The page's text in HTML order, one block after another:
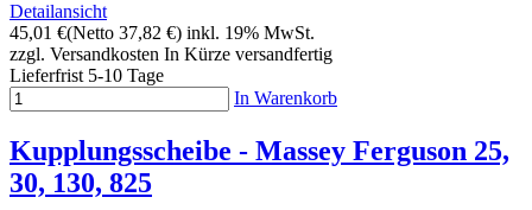
Detailansicht
45,01 €(Netto 37,82 €) inkl. 19% MwSt.
zzgl. Versandkosten In Kürze versandfertig
Lieferfrist 5-10 Tage
In Warenkorb
Kupplungsscheibe - Massey Ferguson 25,
30, 130, 825